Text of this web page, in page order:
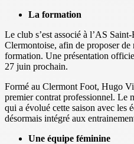
La formation
Le club s’est associé à l’AS
Clermontoise, afin de proposer de
formation. Une présentation
27 juin prochain.
Formé au Clermont Foot, Hugo
premier contrat professionnel. Le
qui a évolué cette saison avec les
désormais intégré aux
Une équipe féminine